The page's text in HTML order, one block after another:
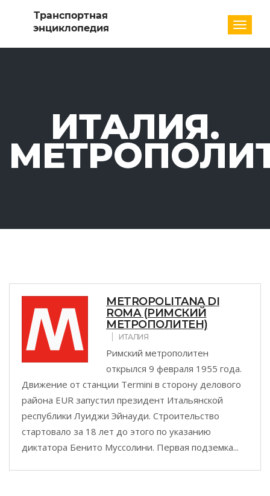
ИТАЛИЯ.
METROPOLITANA DI
ROMA (РИМСКИЙ
МЕТРОПОЛИТЕН)
ИТАЛИЯ
Римский метрополитен
открылся 9 февраля 1955 года.
Движение от станции Termini в сторону делового
района EUR запустил президент Итальянской
республики Луиджи Эйнауди. Строительство
стартовало за 18 лет до этого по указанию
диктатора Бенито Муссолини. Первая подземка...